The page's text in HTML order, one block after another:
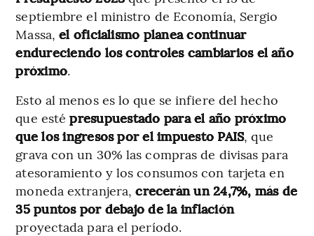
septiembre el ministro de Economía, Sergio
Massa,el oficialismo planea continuar
endureciendo los controles cambiarios el año
próximo.
Esto al menos es lo que se infiere del hecho
que esté presupuestado para el año próximo
que los ingresos por el impuesto PAIS, que
grava con un 30% las compras de divisas para
atesoramiento y los consumos con tarjeta en
moneda extranjera,crecerán un 24,7%, más de
35 puntos por debajo de la inflación
proyectada para el período.